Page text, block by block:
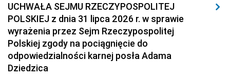
UCHWAŁA SEJMU RZECZYPOSPOLITEJ
POLSKIEJ z dnia 31 lipca 2026 r. w sprawie
wyrażenia przez Sejm Rzeczypospolitej
Polskiej zgody na pociągnięcie do
odpowiedzialności karnej posła Adama
Dziedzica